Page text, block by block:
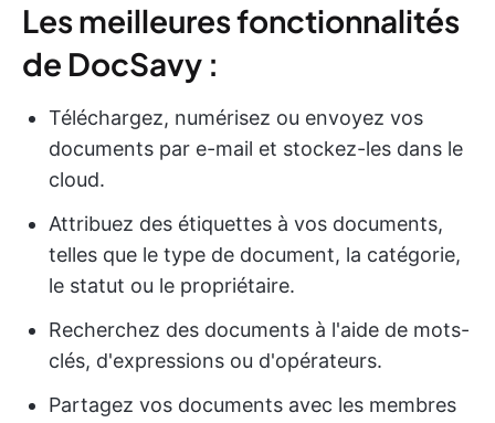
Les meilleures fonctionnalités
de DocSavy :
Téléchargez, numérisez ou envoyez vos
documents par e-mail et stockez-les dans le
cloud.
Attribuez des étiquettes à vos documents,
telles que le type de document, la catégorie,
le statut ou le propriétaire.
Recherchez des documents à l'aide de mots-
clés, d'expressions ou d'opérateurs.
Partagez vos documents avec les membres